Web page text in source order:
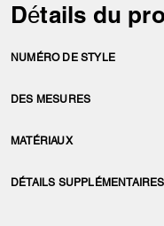
Détails du
NUMÉRO DE STYLE
DES MESURES
MATÉRIAUX
DÉTAILS SUPPLÉMENTAIRES